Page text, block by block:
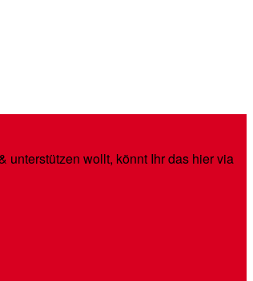
unterstützen wollt, könnt Ihr das hier via